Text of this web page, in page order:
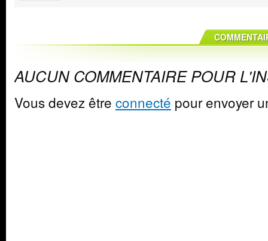
AUCUN COMMENTAIRE POUR
Vous devez être connecté pour envoyer